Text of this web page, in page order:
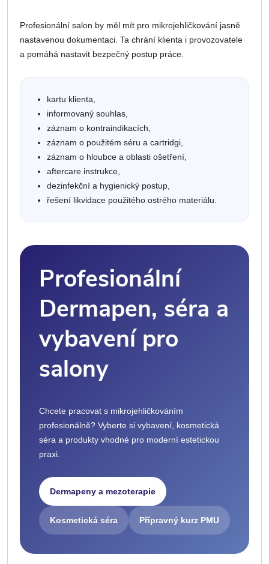
Profesionální salon by měl mít pro mikrojehličkování jasně
nastavenou dokumentaci. Ta chrání klienta i provozovatele
a pomáhá nastavit bezpečný postup práce.
kartu klienta,
informovaný souhlas,
záznam o kontraindikacích,
záznam o použitém séru a cartridgi,
záznam o hloubce a oblasti ošetření,
aftercare instrukce,
dezinfekční a hygienický postup,
řešení likvidace použitého ostrého materiálu.
Profesionální
Dermapen, séra a
vybavení pro
salony
Chcete pracovat s mikrojehličkováním
profesionálně? Vyberte si vybavení, kosmetická
séra a produkty vhodné pro moderní estetickou
praxi.
Dermapeny a mezoterapie
Kosmetická séra Přípravný kurz PMU